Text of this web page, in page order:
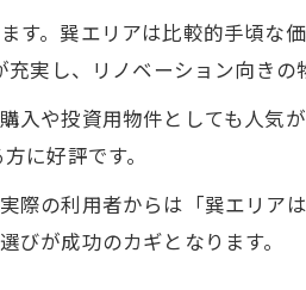
す。巽エリアは比較的手頃な
実し、リノベーション向きの
入や投資用物件としても人気
に好評です。
際の利用者からは「巽エリア
びが成功のカギとなります。